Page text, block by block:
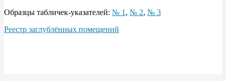
Образцы табличек-указателей: № 1 , № 2, № 3
Реестр заглублённых помещений